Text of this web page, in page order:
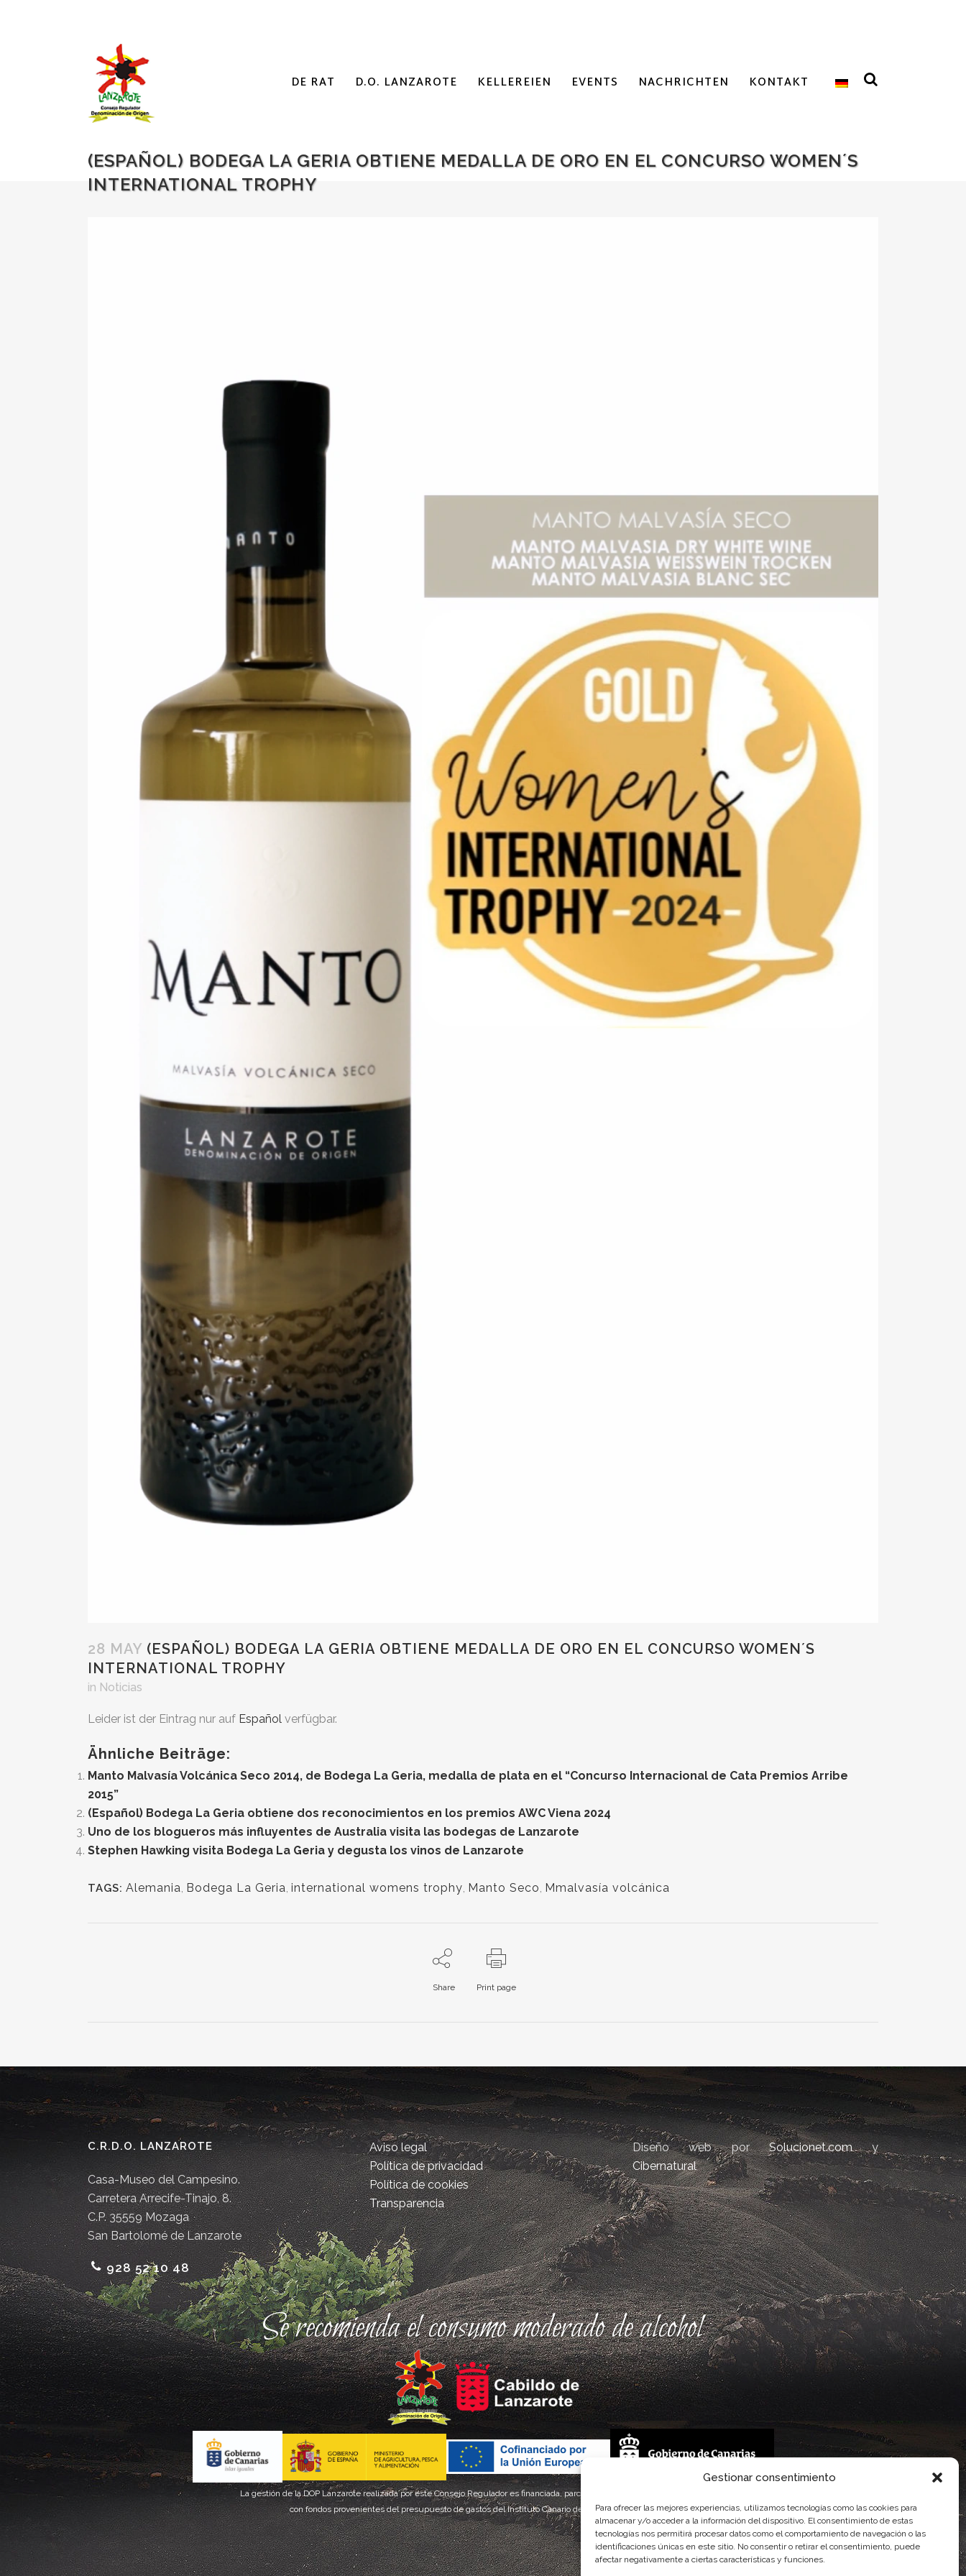
Gestionar consentimiento
Para ofrecer las mejores experiencias, utilizamos tecnologías como las cookies para
almacenar y/o acceder a la información del dispositivo. El consentimiento de estas
tecnologías nos permitirá procesar datos como el comportamiento de navegación o las
identificaciones únicas en este sitio. No consentir o retirar el consentimiento, puede
afectar negativamente a ciertas características y funciones.
DE RAT D.O. LANZAROTE KELLEREIEN EVENTS NACHRICHTEN KONTAKT
(ESPAÑOL) BODEGA LA GERIA OBTIENE MEDALLA DE ORO EN EL CONCURSO WOMEN´S
INTERNATIONAL TROPHY
28 MAY (ESPAÑOL) BODEGA LA GERIA OBTIENE MEDALLA DE ORO EN EL CONCURSO WOMEN´S
INTERNATIONAL TROPHY
in Noticias
Leider ist der Eintrag nur auf Español verfügbar.
Ähnliche Beiträge:
Manto Malvasía Volcánica Seco 2014, de Bodega La Geria, medalla de plata en el “Concurso Internacional de Cata Premios Arribe
2015”
(Español) Bodega La Geria obtiene dos reconocimientos en los premios AWC Viena 2024
Uno de los blogueros más influyentes de Australia visita las bodegas de Lanzarote
Stephen Hawking visita Bodega La Geria y degusta los vinos de Lanzarote
TAGS: Alemania Bodega La Geria international womens trophy Manto Seco Mmalvasía volcánica
Share Print page
C.R.D.O. LANZAROTE
Casa-Museo del Campesino.
Carretera Arrecife-Tinajo, 8.
C.P. 35559 Mozaga
San Bartolomé de Lanzarote
928 52 10 48
Aviso legal
Política de privacidad
Política de cookies
Transparencia
Diseño web porSolucionet.comy
Cibernatural
Se recomienda el consumo moderado de alcohol
La gestión de la DOP Lanzarote realizada por este Consejo Regulador es financiada, parcialmente, por el Gobierno de Canarias
con fondos provenientes del presupuesto de gastos del Instituto Canario de Calidad Agroalimentaria